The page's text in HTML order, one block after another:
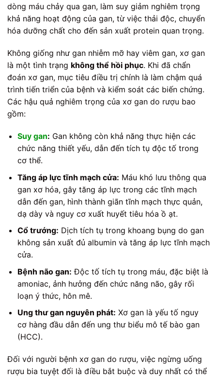
dòng máu chảy qua gan, làm suy giảm nghiêm trọng
khả năng hoạt động của gan, từ việc thải độc, chuyển
hóa dưỡng chất cho đến sản xuất protein quan trọng.
Không giống như gan nhiễm mỡ hay viêm gan, xơ gan
là một tình trạng không thể hồi phục. Khi đã chẩn
đoán xơ gan, mục tiêu điều trị chính là làm chậm quá
trình tiến triển của bệnh và kiểm soát các biến chứng.
Các hậu quả nghiêm trọng của xơ gan do rượu bao
gồm:
Suy gan: Gan không còn khả năng thực hiện các
chức năng thiết yếu, dẫn đến tích tụ độc tố trong
cơ thể.
Tăng áp lực tĩnh mạch cửa: Máu khó lưu thông qua
gan xơ hóa, gây tăng áp lực trong các tĩnh mạch
dẫn đến gan, hình thành giãn tĩnh mạch thực quản,
dạ dày và nguy cơ xuất huyết tiêu hóa ồ ạt.
Cổ trướng: Dịch tích tụ trong khoang bụng do gan
không sản xuất đủ albumin và tăng áp lực tĩnh mạch
cửa.
Bệnh não gan: Độc tố tích tụ trong máu, đặc biệt là
amoniac, ảnh hưởng đến chức năng não, gây rối
loạn ý thức, hôn mê.
Ung thư gan nguyên phát: Xơ gan là yếu tố nguy
cơ hàng đầu dẫn đến ung thư biểu mô tế bào gan
(HCC).
Đối với người bệnh xơ gan do rượu, việc ngừng uống
rượu bia tuyệt đối là điều bắt buộc và duy nhất có thể